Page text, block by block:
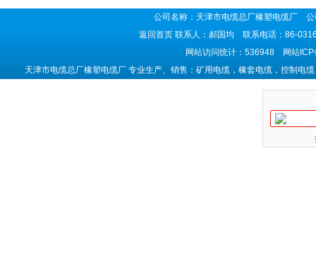
公司名称：天津市电缆总厂橡塑电缆厂
返回首页联系人：郝国均 联系电话：86-
网站访问统计：536948 网站ICP
天津市电缆总厂橡塑电缆厂 专业生产、销售：矿用电缆，橡套电缆，控制电